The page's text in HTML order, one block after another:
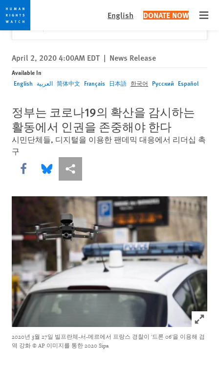
Skip
to
cookie
privacy
notice
Skip
to
main
content
English DONATE NOW
Would you like to read this page in English?
Yes
✕
April 2, 2020 4:00AM EDT | News Release
Available In
English العربية 简体中文 Français 日本語 한국어 Русский Español
정부는 코로나19의 확산을 감시하는
활동에서 인권을 존중해야 한다
시민단체들, 디지털을 이용한 팬데믹 대응에서 리더십 촉
구
Share this via Facebook
Share this via Bluesky
More sharing options
Click to
2020년 3월 27일 빌프란체-서-메르에서 프랑스 경찰이 '드론 06'을 이용해 검
역 강화 © AP 이미지를 통한 2020 Sipa